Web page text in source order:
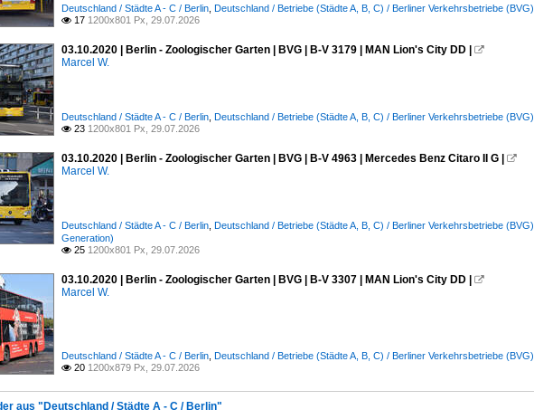
Deutschland / Städte A - C / Berlin Deutschland / Betriebe (Städte A, B, C) / Berliner Verkehrsbetriebe (BVG)
 17 1200x801 Px, 29.07.2026
03.10.2020 | Berlin - Zoologischer Garten | BVG | B-V 3179 | MAN Lion's City DD | 
Marcel W.
Deutschland / Städte A - C / Berlin Deutschland / Betriebe (Städte A, B, C) / Berliner Verkehrsbetriebe (BVG)
 23 1200x801 Px, 29.07.2026
03.10.2020 | Berlin - Zoologischer Garten | BVG | B-V 4963 | Mercedes Benz Citaro II G | 
Marcel W.
Deutschland / Städte A - C / Berlin Deutschland / Betriebe (Städte A, B, C) / Berliner Verkehrsbetriebe (BVG)
Generation)
 25 1200x801 Px, 29.07.2026
03.10.2020 | Berlin - Zoologischer Garten | BVG | B-V 3307 | MAN Lion's City DD | 
Marcel W.
Deutschland / Städte A - C / Berlin Deutschland / Betriebe (Städte A, B, C) / Berliner Verkehrsbetriebe (BVG)
 20 1200x879 Px, 29.07.2026
aus "Deutschland / Städte A - C / Berlin"